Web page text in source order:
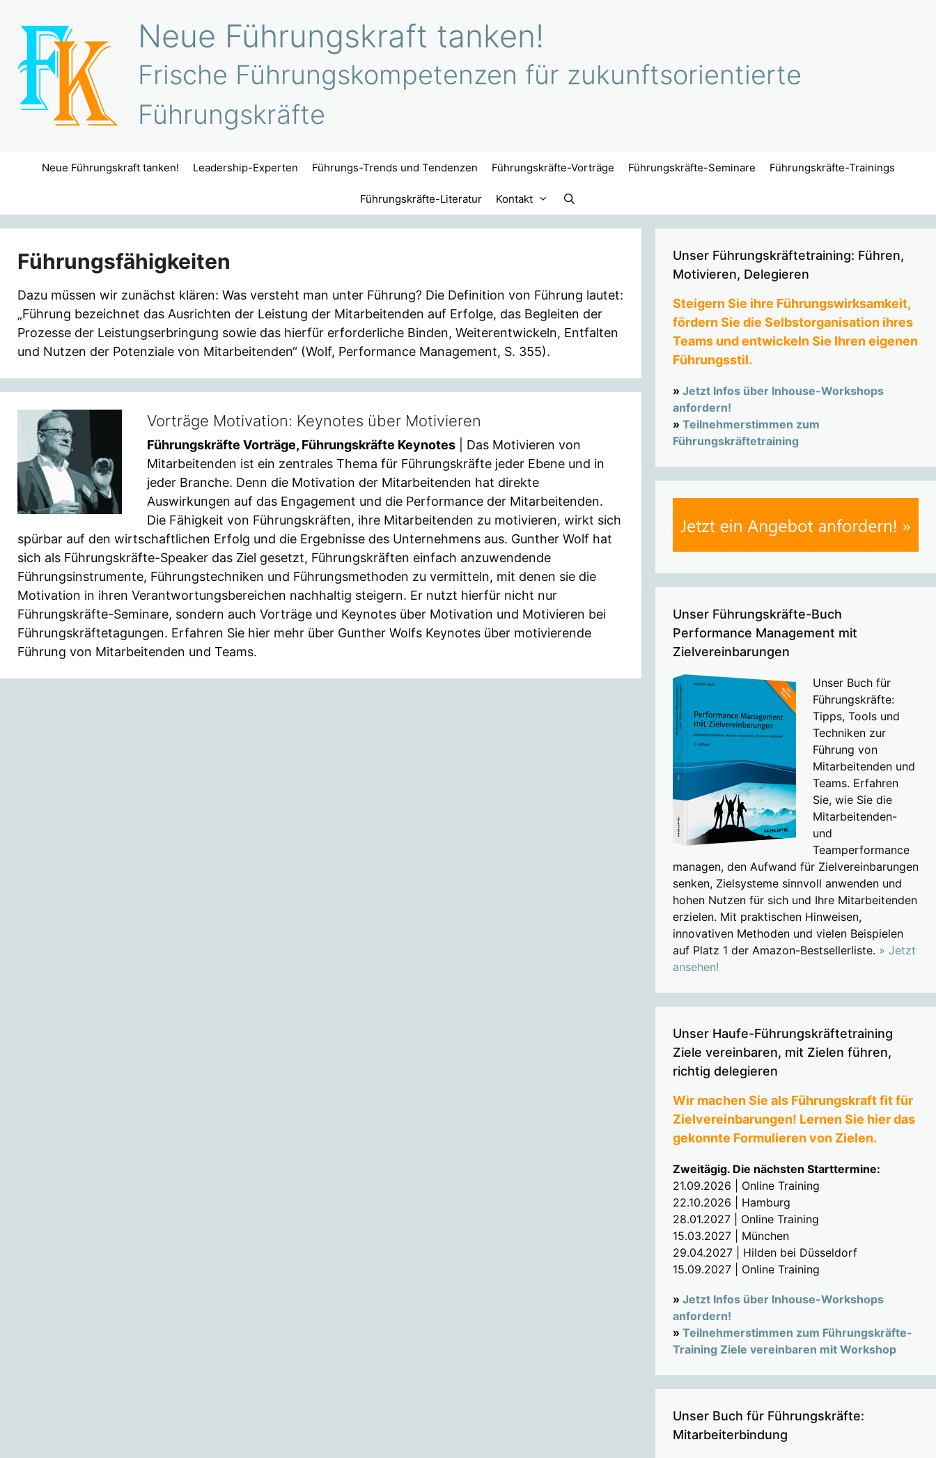
Inhalt
Neue Führungskraft tanken!
Frische Führungskompetenzen für zukunftsorientierte
Führungskräfte
Neue Führungskraft tanken! Leadership-Experten Führungs-Trends und Tendenzen Führungskräfte-Vorträge Führungskräfte-Seminare Führungskräfte-Trainings
Führungskräfte-Literatur Kontakt
Führungsfähigkeiten
Dazu müssen wir zunächst klären: Was versteht man unter Führung? Die Definition von Führung lautet:
„Führung bezeichnet das Ausrichten der Leistung der Mitarbeitenden auf Erfolge, das Begleiten der
Prozesse der Leistungserbringung sowie das hierfür erforderliche Binden, Weiterentwickeln, Entfalten
und Nutzen der Potenziale von Mitarbeitenden“ (Wolf, Performance Management, S. 355).
Vorträge Motivation: Keynotes über Motivieren
Führungskräfte Vorträge, Führungskräfte Keynotes | Das Motivieren von
Mitarbeitenden ist ein zentrales Thema für Führungskräfte jeder Ebene und in
jeder Branche. Denn die Motivation der Mitarbeitenden hat direkte
Auswirkungen auf das Engagement und die Performance der Mitarbeitenden.
Die Fähigkeit von Führungskräften, ihre Mitarbeitenden zu motivieren, wirkt sich
spürbar auf den wirtschaftlichen Erfolg und die Ergebnisse des Unternehmens aus. Gunther Wolf hat
sich als Führungskräfte-Speaker das Ziel gesetzt, Führungskräften einfach anzuwendende
Führungsinstrumente, Führungstechniken und Führungsmethoden zu vermitteln, mit denen sie die
Motivation in ihren Verantwortungsbereichen nachhaltig steigern. Er nutzt hierfür nicht nur
Führungskräfte-Seminare, sondern auch Vorträge und Keynotes über Motivation und Motivieren bei
Führungskräftetagungen. Erfahren Sie hier mehr über Gunther Wolfs Keynotes über motivierende
Führung von Mitarbeitenden und Teams.
Unser Führungskräftetraining: Führen,
Motivieren, Delegieren
Steigern Sie ihre Führungswirksamkeit,
fördern Sie die Selbstorganisation ihres
Teams und entwickeln Sie Ihren eigenen
Führungsstil.
» Jetzt Infos über Inhouse-Workshops
anfordern!
» Teilnehmerstimmen zum
Führungskräftetraining
Unser Führungskräfte-Buch
Performance Management mit
Zielvereinbarungen
Unser Buch für
Führungskräfte:
Tipps, Tools und
Techniken zur
Führung von
Mitarbeitenden und
Teams. Erfahren
Sie, wie Sie die
Mitarbeitenden-
und
Teamperformance
managen, den Aufwand für Zielvereinbarungen
senken, Zielsysteme sinnvoll anwenden und
hohen Nutzen für sich und Ihre Mitarbeitenden
erzielen. Mit praktischen Hinweisen,
innovativen Methoden und vielen Beispielen
auf Platz 1 der Amazon-Bestsellerliste. » Jetzt
ansehen!
Unser Haufe-Führungskräftetraining
Ziele vereinbaren, mit Zielen führen,
richtig delegieren
Wir machen Sie als Führungskraft fit für
Zielvereinbarungen! Lernen Sie hier das
gekonnte Formulieren von Zielen.
Zweitägig. Die nächsten Starttermine:
21.09.2026 | Online Training
22.10.2026 | Hamburg
28.01.2027 | Online Training
15.03.2027 | München
29.04.2027 | Hilden bei Düsseldorf
15.09.2027 | Online Training
» Jetzt Infos über Inhouse-Workshops
anfordern!
» Teilnehmerstimmen zum Führungskräfte-
Training Ziele vereinbaren mit Workshop
Unser Buch für Führungskräfte:
Mitarbeiterbindung